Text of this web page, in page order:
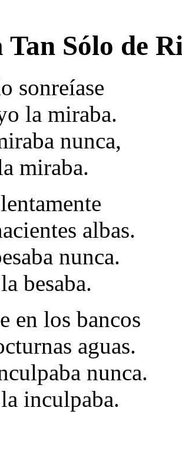
Tan Sólo de
sonreíase
la miraba.
nunca,
miraba.
albas.
nunca.
besaba.
en los bancos
aguas.
nunca.
inculpaba.